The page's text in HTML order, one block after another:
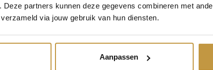
partners kunnen deze gegevens combineren met
via jouw gebruik van hun diensten.
Aanpassen
MEER VAN JACKIE GOLD